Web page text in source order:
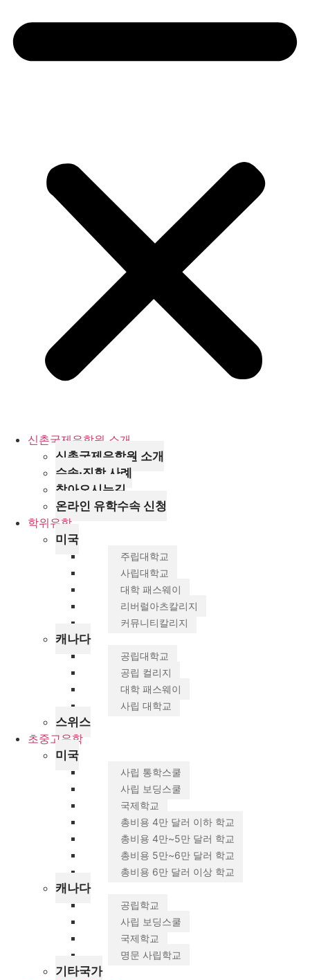
신촌국제유학원 소개
신촌국제유학원 소개
수속·진학 사례
찾아오시는길
온라인 유학수속 신청
학위유학
미국
주립대학교
사립대학교
대학 패스웨이
리버럴아츠칼리지
커뮤니티칼리지
캐나다
공립대학교
공립 컬리지
대학 패스웨이
사립 대학교
스위스
초중고유학
미국
사립 통학스쿨
사립 보딩스쿨
국제학교
총비용 4만 달러 이하 학교
총비용 4만~5만 달러 학교
총비용 5만~6만 달러 학교
총비용 6만 달러 이상 학교
캐나다
공립학교
사립 보딩스쿨
국제학교
명문 사립학교
기타국가